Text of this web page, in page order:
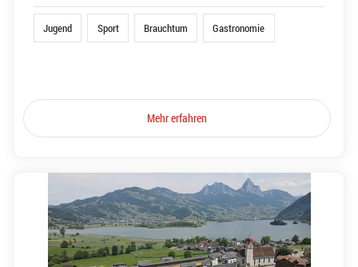
Jugend Sport Brauchtum Gastronomie
Mehr erfahren